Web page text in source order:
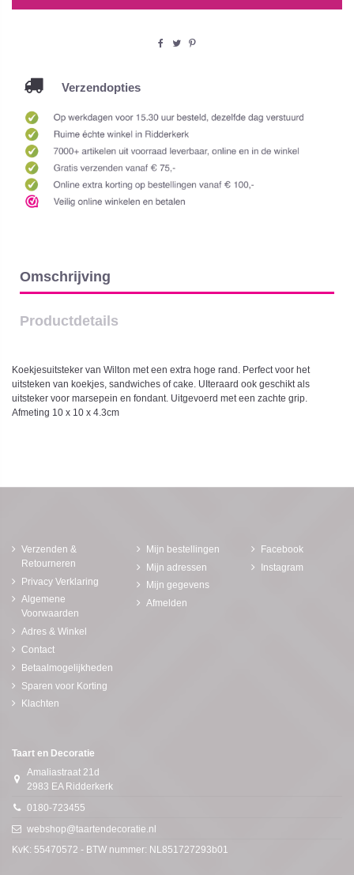
Verzendopties
Omschrijving
Productdetails
Koekjesuitsteker van Wilton met een extra hoge rand. Perfect voor het
uitsteken van koekjes, sandwiches of cake. UIteraard ook geschikt als
uitsteker voor marsepein en fondant. Uitgevoerd met een zachte grip.
Afmeting 10 x 10 x 4.3cm
Verzenden &
Retourneren
Privacy Verklaring
Algemene
Voorwaarden
Adres & Winkel
Contact
Betaalmogelijkheden
Sparen voor Korting
Klachten
Mijn bestellingen
Mijn adressen
Mijn gegevens
Afmelden
Facebook
Instagram
Taart en Decoratie
Amaliastraat 21d
2983 EA Ridderkerk
0180-723455
webshop@taartendecoratie.nl
KvK: 55470572 - BTW nummer: NL851727293b01